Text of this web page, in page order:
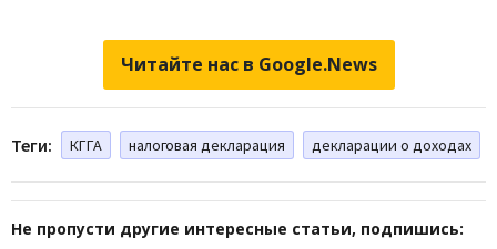
Читайте нас в Google.News
Теги: КГГА налоговая декларация декларации о доходах
Не пропусти другие интересные статьи, подпишись: